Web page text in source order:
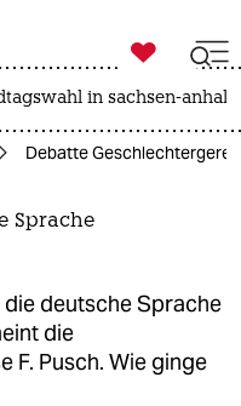

taz zahl ich
in sachsen-anhalt
Debatte
Sprache
deutsche Sprache
die
F. Pusch. Wie ginge